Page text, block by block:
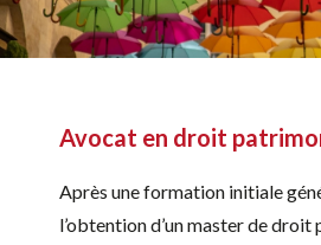
Avocat en droit
Après une formation initiale
l’obtention d’un master de droit